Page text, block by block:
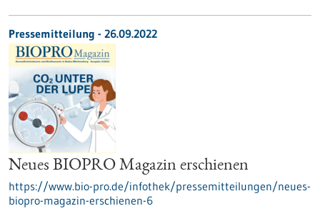
Pressemitteilung - 26.09.2022
Neues BIOPRO Magazin erschienen
https://www.bio-pro.de/infothek/pressemitteilungen/neues-
biopro-magazin-erschienen-6